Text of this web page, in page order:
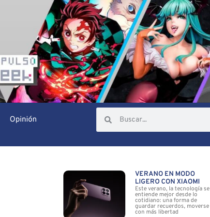
Opinión
VERANO EN MODO
LIGERO CON XIAOMI
Este verano, la tecnología se
entiende mejor desde lo
cotidiano: una forma de
guardar recuerdos, moverse
con más libertad